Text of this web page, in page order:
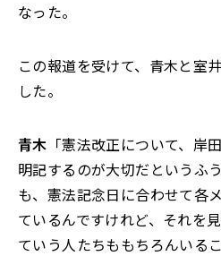
なった。
この報道を受けて、青木と室
した。
青木 「憲法改正について、岸
明記するのが大切だというふ
も、憲法記念日に合わせて各
ているんですけれど、それを
ていう人たちももちろんいる